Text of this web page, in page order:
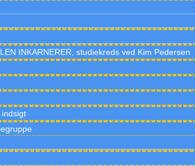
INKARNERER, studiekreds ved Kim Pedersen